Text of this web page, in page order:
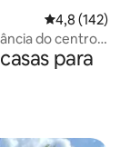
4,8 de uma
4,8 (142)
do centro
para